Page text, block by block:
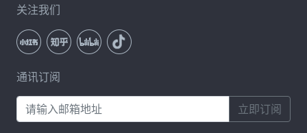
关注我们
通讯订阅
立即订阅